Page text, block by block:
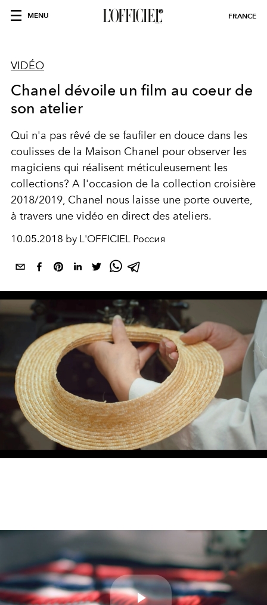
MENU FRANCE
VIDÉO
Chanel dévoile un film au coeur de
son atelier
Qui n'a pas rêvé de se faufiler en douce dans les
coulisses de la Maison Chanel pour observer les
magiciens qui réalisent méticuleusement les
collections? A l'occasion de la collection croisière
2018/2019, Chanel nous laisse une porte ouverte,
à travers une vidéo en direct des ateliers.
10.05.2018 by L'OFFICIEL Россия